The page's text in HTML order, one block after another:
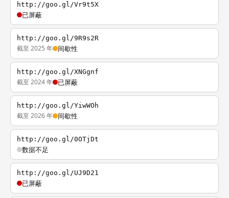
http://goo.gl/Vr9t5X
已屏蔽
http://goo.gl/9R9s2R
截至 2025 年 间歇性
http://goo.gl/XNGgnf
截至 2024 年 已屏蔽
http://goo.gl/YiwWOh
截至 2026 年 间歇性
http://goo.gl/0OTjDt
数据不足
http://goo.gl/UJ9D21
已屏蔽